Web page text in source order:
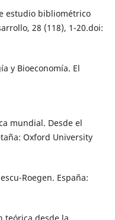
estudio bibliométrico
28 (118), 1-20.doi:
y Bioeconomía. El
mundial. Desde el
Oxford University
Roegen. España: